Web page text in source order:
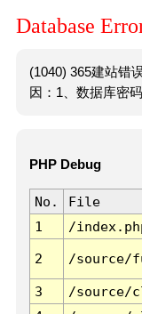
Database
(1040) 365建站错
因：1、数据库密
PHP Debug
No. File
1
/
2 /source/
3 /source/